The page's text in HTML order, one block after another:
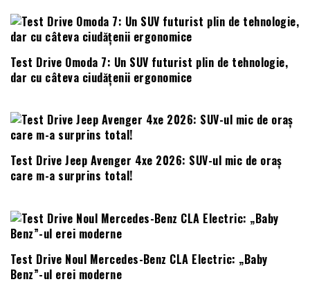
Test Drive Omoda 7: Un SUV futurist plin de tehnologie,
dar cu câteva ciudățenii ergonomice
Test Drive Jeep Avenger 4xe 2026: SUV-ul mic de oraș
care m-a surprins total!
Test Drive Noul Mercedes-Benz CLA Electric: „Baby
Benz”-ul erei moderne